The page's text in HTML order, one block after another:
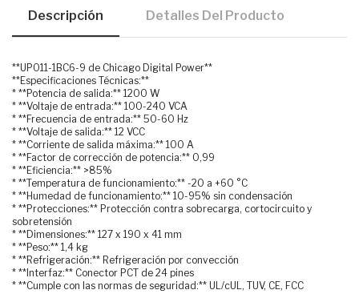
Descripción Detalles Del Producto
**UPO11-1BC6-9 de Chicago Digital Power**
**Especificaciones Técnicas:**
* **Potencia de salida:** 1200 W
* **Voltaje de entrada:** 100-240 VCA
* **Frecuencia de entrada:** 50-60 Hz
* **Voltaje de salida:** 12 VCC
* **Corriente de salida máxima:** 100 A
* **Factor de corrección de potencia:** 0,99
* **Eficiencia:** >85%
* **Temperatura de funcionamiento:** -20 a +60 °C
* **Humedad de funcionamiento:** 10-95% sin condensación
* **Protecciones:** Protección contra sobrecarga, cortocircuito y
sobretensión
* **Dimensiones:** 127 x 190 x 41 mm
* **Peso:** 1,4 kg
* **Refrigeración:** Refrigeración por convección
* **Interfaz:** Conector PCT de 24 pines
* **Cumple con las normas de seguridad:** UL/cUL, TUV, CE, FCC